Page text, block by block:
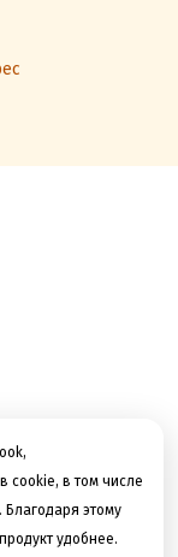
cookie, в том числе
этому
удобнее.